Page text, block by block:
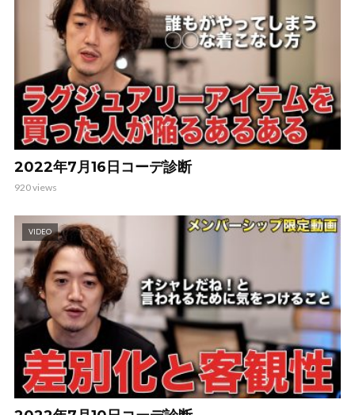
2022年7月16日コーデ診断
920 views
VIDEO